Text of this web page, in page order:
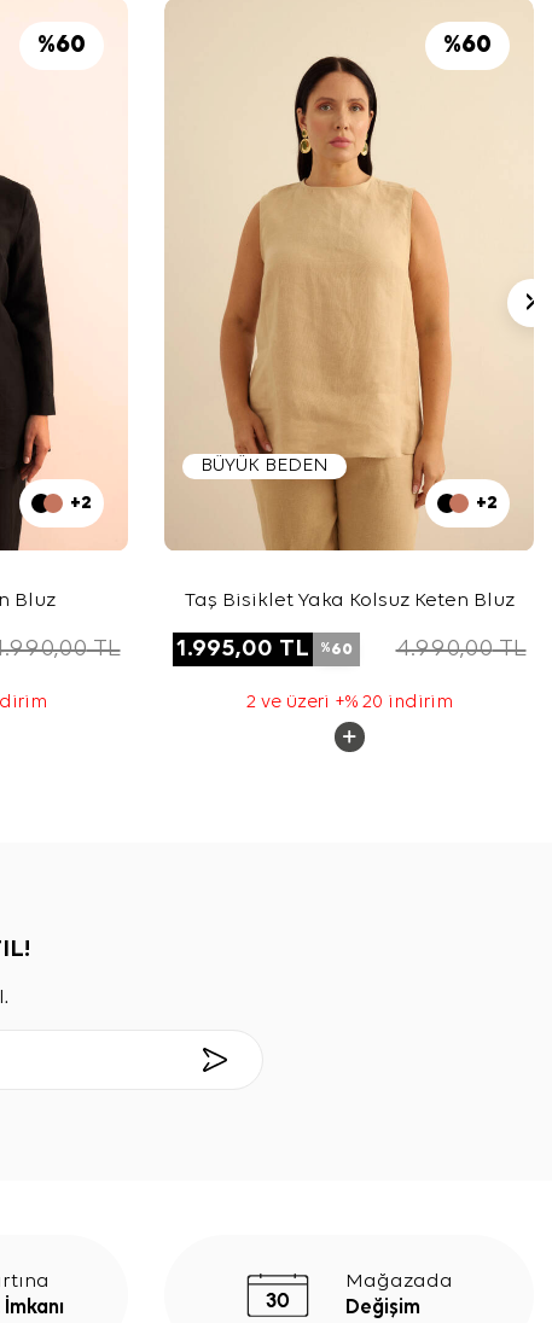
%60
+2
Bluz
TL
BÜYÜK BEDEN
%60
+2
Taş Bisiklet Yaka Kolsuz Keten Bluz
1.995,00 TL %60 4.990,00TL
2 ve üzeri +% 20 indirim
Mağazada
Değişim